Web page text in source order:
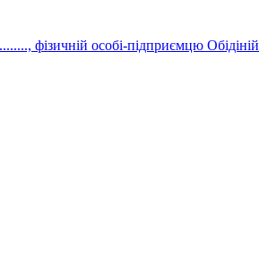
фізичній особі-підприємцю Обідіній